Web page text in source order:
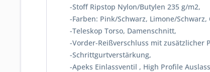
-Stoff Ripstop Nylon/Butylen 235 g/m2,
-Farben: Pink/Schwarz, Limone/Schwarz,
-Teleskop Torso, Damenschnitt,
-Vorder-Reißverschluss mit zusätzlicher
-Schrittgurtverstärkung,
-Apeks Einlassventil , High Profile